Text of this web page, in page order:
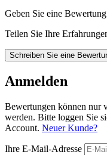
Geben Sie eine
Teilen Sie Ihre
Schreiben Sie eine
Anmelden
Bewertungen können nur
werden. Bitte loggen Sie
Account. Neuer Kunde?
Ihre E-Mail-Adresse